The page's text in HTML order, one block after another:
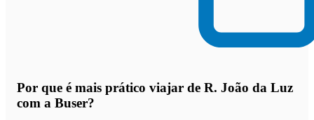
Por que é mais prático viajar de R. João da Luz
com a Buser?